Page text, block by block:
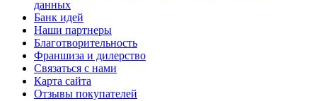
данных
Банк идей
Наши партнеры
Благотворительность
Франшиза и дилерство
Связаться с нами
Карта сайта
Отзывы покупателей